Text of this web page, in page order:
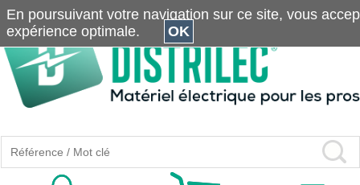
En poursuivant votre navigation sur ce site, vous
expérience optimale.
OK